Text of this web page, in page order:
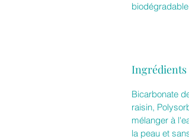
Ingrédients
Bicarbonate
raisin,
mélanger à
la peau et